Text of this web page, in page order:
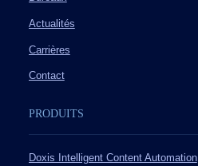
Actualités
Carrières
Contact
PRODUITS
Doxis Intelligent Content Automation